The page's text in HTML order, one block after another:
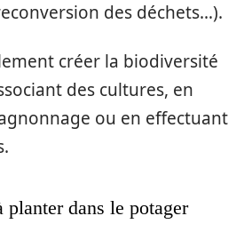
des déchets…).
créer la biodiversité
des cultures, en
ou en effectuant
planter dans le potager